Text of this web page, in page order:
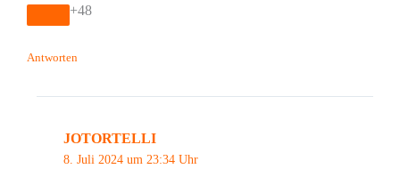
+48
Antworten
JOTORTELLI
8. Juli 2024 um 23:34 Uhr